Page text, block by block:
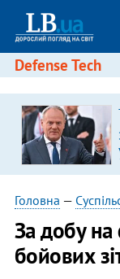
Defense Tech
Головна —
За добу на
бойових